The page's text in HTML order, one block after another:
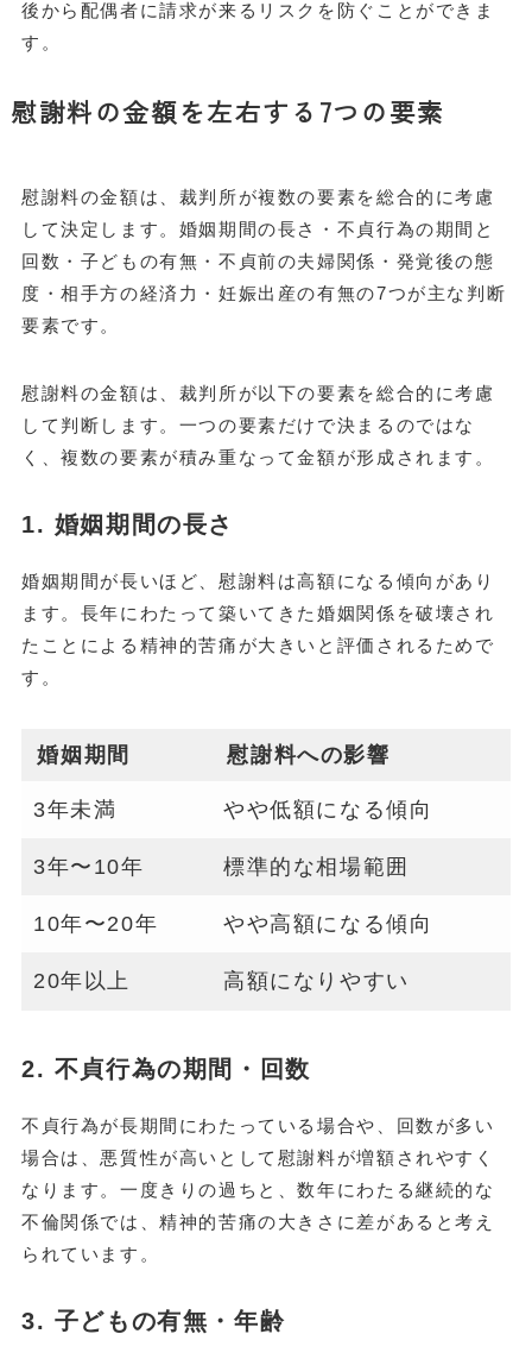
後から配偶者に請求が来るリスクを防ぐことができま
す。
慰謝料の金額を左右する7つの要素
慰謝料の金額は、裁判所が複数の要素を総合的に考慮
して決定します。婚姻期間の長さ・不貞行為の期間と
回数・子どもの有無・不貞前の夫婦関係・発覚後の態
度・相手方の経済力・妊娠出産の有無の7つが主な判断
要素です。
慰謝料の金額は、裁判所が以下の要素を総合的に考慮
して判断します。一つの要素だけで決まるのではな
く、複数の要素が積み重なって金額が形成されます。
1. 婚姻期間の長さ
婚姻期間が長いほど、慰謝料は高額になる傾向があり
ます。長年にわたって築いてきた婚姻関係を破壊され
たことによる精神的苦痛が大きいと評価されるためで
す。
婚姻期間 慰謝料への影響
3年未満 やや低額になる傾向
3年〜10年 標準的な相場範囲
10年〜20年 やや高額になる傾向
20年以上 高額になりやすい
2. 不貞行為の期間・回数
不貞行為が長期間にわたっている場合や、回数が多い
場合は、悪質性が高いとして慰謝料が増額されやすく
なります。一度きりの過ちと、数年にわたる継続的な
不倫関係では、精神的苦痛の大きさに差があると考え
られています。
3. 子どもの有無・年齢